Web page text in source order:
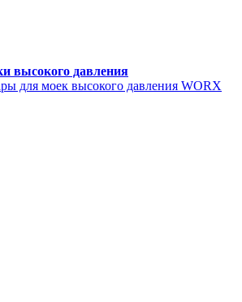
высокого давления
для моек высокого давления WORX